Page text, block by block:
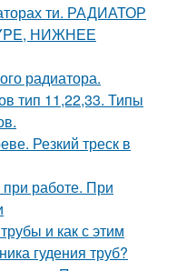
ти. РАДИАТОР
НИЖНЕЕ
радиатора.
тип 11,22,33. Типы
Резкий треск в
при работе. При
и как с этим
гудения труб?